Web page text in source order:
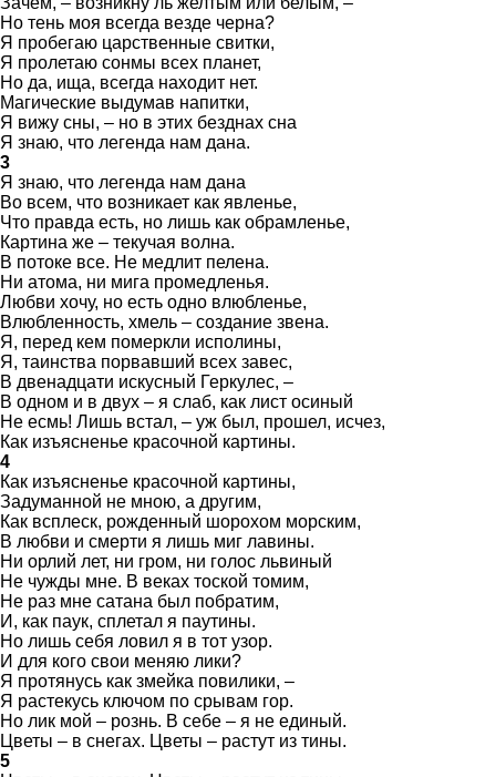
Но тень моя всегда везде черна?
Я пробегаю царственные свитки,
Я пролетаю сонмы всех планет,
Но да, ища, всегда находит нет.
Магические выдумав напитки,
Я вижу сны, – но в этих безднах сна
Я знаю, что легенда нам дана.
3
Я знаю, что легенда нам дана
Во всем, что возникает как явленье,
Что правда есть, но лишь как обрамленье,
Картина же – текучая волна.
В потоке все. Не медлит пелена.
Ни атома, ни мига промедленья.
Любви хочу, но есть одно влюбленье,
Влюбленность, хмель – создание звена.
Я, перед кем померкли исполины,
Я, таинства порвавший всех завес,
В двенадцати искусный Геркулес, –
В одном и в двух – я слаб, как лист осиный
Не есмь! Лишь встал, – уж был, прошел, исчез,
Как изъясненье красочной картины.
4
Как изъясненье красочной картины,
Задуманной не мною, а другим,
Как всплеск, рожденный шорохом морским,
В любви и смерти я лишь миг лавины.
Ни орлий лет, ни гром, ни голос львиный
Не чужды мне. В веках тоской томим,
Не раз мне сатана был побратим,
И, как паук, сплетал я паутины.
Но лишь себя ловил я в тот узор.
И для кого свои меняю лики?
Я протянусь как змейка повилики, –
Я растекусь ключом по срывам гор.
Но лик мой – рознь. В себе – я не единый.
Цветы – в снегах. Цветы – растут из тины.
5